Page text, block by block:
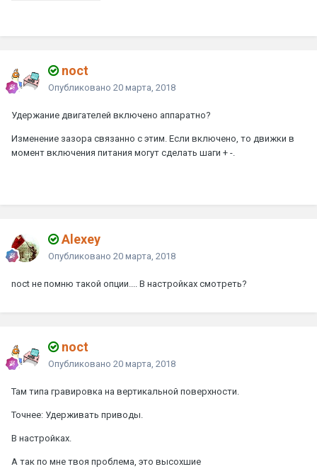
noct
Опубликовано 20 марта, 2018
Удержание двигателей включено аппаратно?
Изменение зазора связанно с этим. Если включено, то движки в
момент включения питания могут сделать шаги + -.
Alexey
Опубликовано 20 марта, 2018
noct не помню такой опции.... В настройках смотреть?
noct
Опубликовано 20 марта, 2018
Там типа гравировка на вертикальной поверхности.
Точнее: Удерживать приводы.
В настройках.
А так по мне твоя проблема, это высохшие